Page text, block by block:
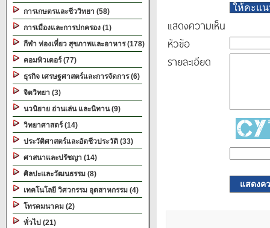
การเกษตรและชีววิทยา (58)
การเมืองและการปกครอง (1)
กีฬา ท่องเที่ยว สุขภาพและอาหาร (178)
คอมพิวเตอร์ (77)
ธุรกิจ เศรษฐศาสตร์และการจัดการ (6)
จิตวิทยา (3)
นวนิยาย อ่านเล่น และนิทาน (9)
วิทยาศาสตร์ (14)
ประวัติศาสตร์และอัตชีวประวัติ (33)
ศาสนาและปรัชญา (14)
ศิลปะและวัฒนธรรม (8)
เทคโนโลยี วิศวกรรม อุตสาหกรรม (4)
โทรคมนาคม (2)
ทั่วไป (21)
ให้คะแ
แสดงความเห็น
หัวข้อ
รายละเอียด
แสดงค